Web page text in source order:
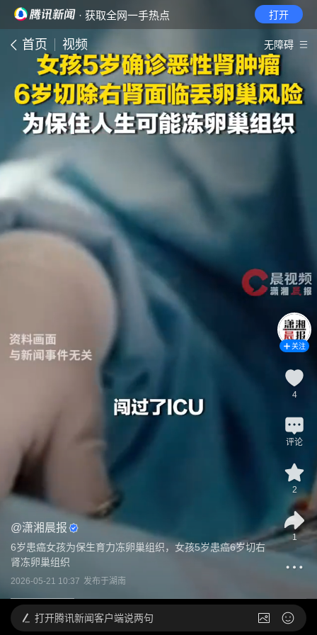
· 获取全网一手热点 打开
首页 视频 无障碍
@潇湘晨报
6岁患癌女孩为保生育力冻卵巢组织，女孩5岁患癌6岁切右
肾冻卵巢组织
2026-05-21 10:37 发布于湖南
关注
4
评论
2
1
打开腾讯新闻客户端说两句